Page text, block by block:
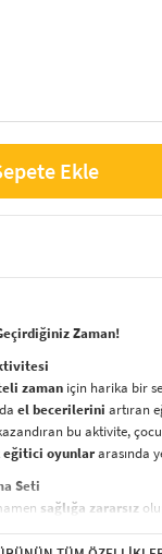
Ekle
Zaman!
zaman için harika bir
el becerilerini artıran
bu aktivite,
eğitici oyunlararasında
Seti
sağlığa zararsız